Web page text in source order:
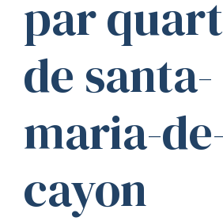
par
de santa-
maria-
cayon